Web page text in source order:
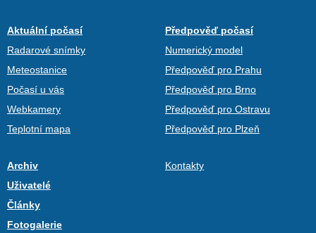
Aktuální počasí
Radarové snímky
Meteostanice
Počasí u vás
Webkamery
Teplotní mapa
Předpověď počasí
Numerický model
Předpověď pro Prahu
Předpověď pro Brno
Předpověď pro Ostravu
Předpověď pro Plzeň
Archiv
Uživatelé
Články
Fotogalerie
Kontakty